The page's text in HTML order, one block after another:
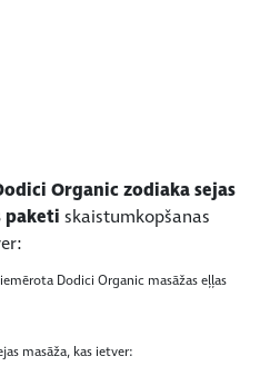
Organic zodiaka sejas
paketi skaistumkopšanas
Dodici Organic masāžas eļļas
masāža, kas ietver: